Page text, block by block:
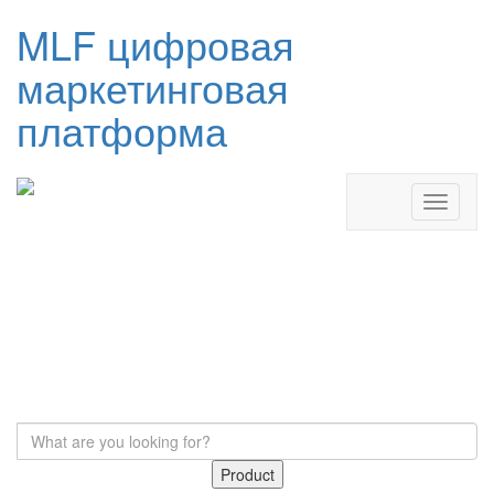
MLF цифровая
маркетинговая
платформа
Product